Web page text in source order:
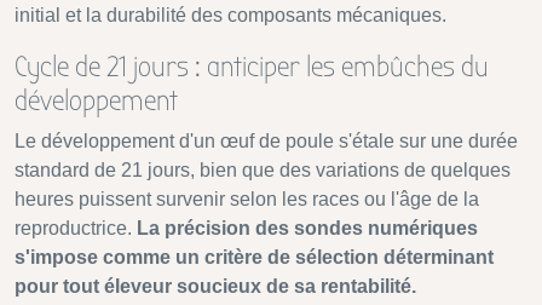
initial et la durabilité des composants mécaniques.
Cycle de 21 jours : anticiper les embûches du
développement
Le développement d'un œuf de poule s'étale sur une durée
standard de 21 jours, bien que des variations de quelques
heures puissent survenir selon les races ou l'âge de la
reproductrice. La précision des sondes numériques
s'impose comme un critère de sélection déterminant
pour tout éleveur soucieux de sa rentabilité.